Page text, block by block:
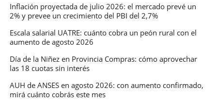
Inflación proyectada de julio 2026: el mercado prevé un
2% y prevee un crecimiento del PBI del 2,7%
Escala salarial UATRE: cuánto cobra un peón rural con el
aumento de agosto 2026
Día de la Niñez en Provincia Compras: cómo aprovechar
las 18 cuotas sin interés
AUH de ANSES en agosto 2026: con aumento confirmado,
mirá cuánto cobrás este mes